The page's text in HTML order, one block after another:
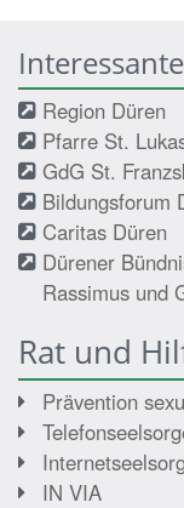
Region Düren
Pfarre St.
GdG St.
Bildungsforum
Caritas Düren
Dürener
Rassimus und
Rat und
Prävention
IN VIA